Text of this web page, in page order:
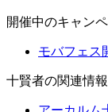
開催中のキャン
モバフェス
十賢者の関連情報